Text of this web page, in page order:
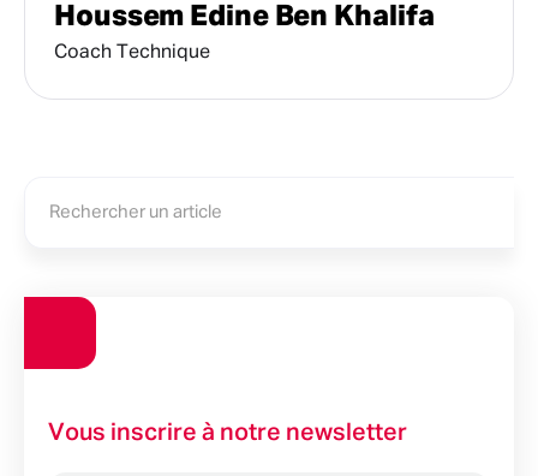
Houssem Edine Ben Khalifa
Coach Technique
Vous inscrire à notre newsletter